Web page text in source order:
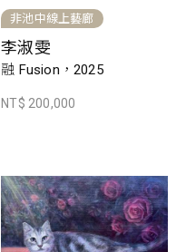
非池中線上藝廊
李淑雯
融 Fusion，2025
NT$ 200,000